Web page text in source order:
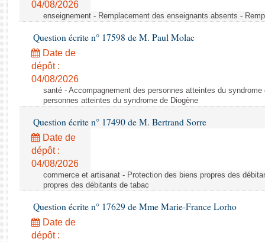
Baromètre de l’application des lois
Dossiers législatifs
Budget et sécurité sociale
Questions écrites et orales
Comptes rendus des débats
04/08/2026
enseignement - Remplacement des enseignants absents -
Question écrite n° 17598 de M. Paul Molac
Date de
dépôt :
04/08/2026
santé - Accompagnement des personnes atteintes du
personnes atteintes du syndrome de Diogène
Question écrite n° 17490 de M. Bertrand Sorre
Date de
dépôt :
04/08/2026
commerce et artisanat - Protection des biens propres des
propres des débitants de tabac
Question écrite n° 17629 de Mme Marie-France Lorho
Date de
dépôt :